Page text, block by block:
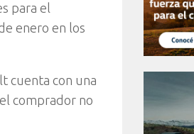
para el
enero en los
cuenta con una
comprador no